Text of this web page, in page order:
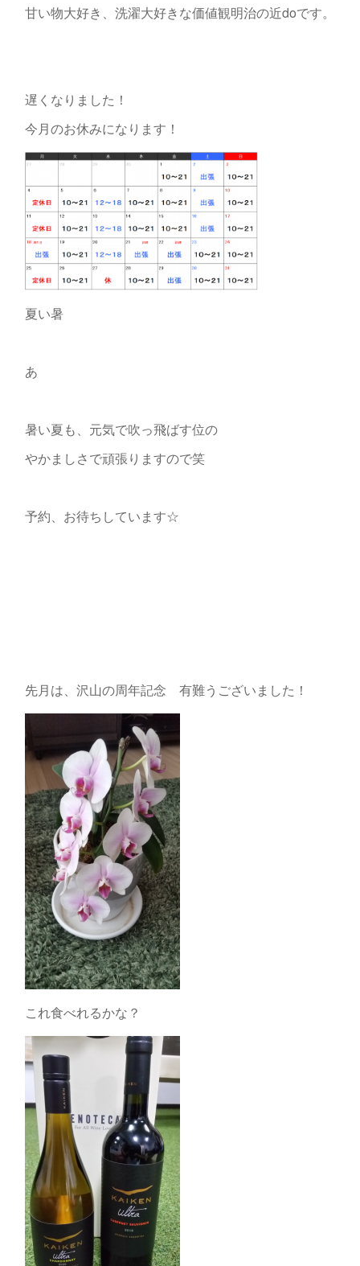
甘い物大好き、洗濯大好きな価値観明治の近doです。
遅くなりました！
今月のお休みになります！
夏い暑
あ
暑い夏も、元気で吹っ飛ばす位の
やかましさで頑張りますので笑
予約、お待ちしています☆
先月は、沢山の周年記念 有難うございました！
これ食べれるかな？